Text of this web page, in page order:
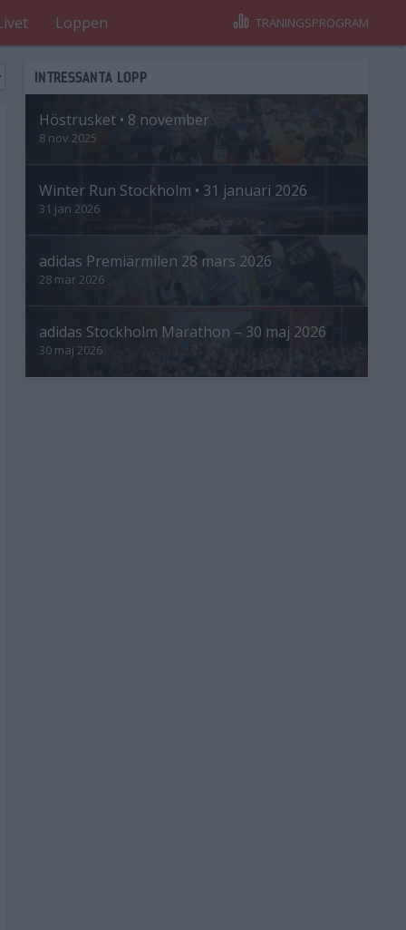
Loppen TRÄNINGSPROGRAM
INTRESSANTA LOPP
Höstrusket • 8 november
8 nov 2025
Winter Run Stockholm • 31 januari 2026
31 jan 2026
adidas Premiärmilen 28 mars 2026
28 mar 2026
adidas Stockholm Marathon – 30 maj 2026
30 maj 2026